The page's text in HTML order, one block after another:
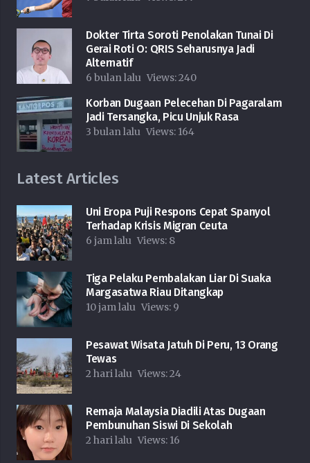
Dokter Tirta Soroti Penolakan Tunai Di
Gerai Roti O: QRIS Seharusnya Jadi
Alternatif
6 bulan lalu Views:240
Korban Dugaan Pelecehan Di Pagaralam
Jadi Tersangka, Picu Unjuk Rasa
3 bulan lalu Views: 164
Latest Articles
Uni Eropa Puji Respons Cepat Spanyol
Terhadap Krisis Migran Ceuta
6 jam lalu Views: 8
Tiga Pelaku Pembalakan Liar Di Suaka
Margasatwa Riau Ditangkap
10 jam lalu Views: 9
Pesawat Wisata Jatuh Di Peru, 13 Orang
Tewas
2 hari lalu Views:24
Remaja Malaysia Diadili Atas Dugaan
Pembunuhan Siswi Di Sekolah
2 hari lalu Views: 16